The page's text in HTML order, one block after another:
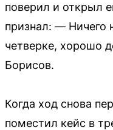
поверил и открыл
признал: — Ничего
четверке, хорошо
Борисов.
Когда ход снова
поместил кейс в